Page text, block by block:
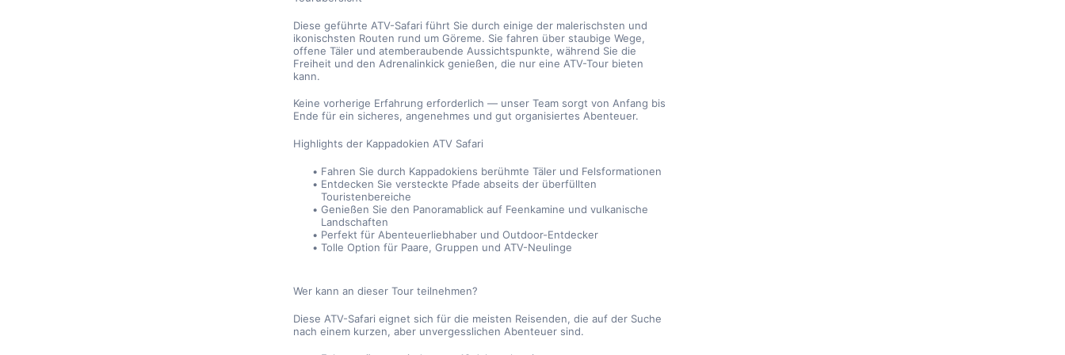
Diese geführte ATV-Safari führt Sie durch einige der malerischsten und
ikonischsten Routen rund um Göreme. Sie fahren über staubige Wege,
offene Täler und atemberaubende Aussichtspunkte, während Sie die
Freiheit und den Adrenalinkick genießen, die nur eine ATV-Tour bieten
kann.
Keine vorherige Erfahrung erforderlich — unser Team sorgt von Anfang bis
Ende für ein sicheres, angenehmes und gut organisiertes Abenteuer.
Highlights der Kappadokien ATV Safari
Fahren Sie durch Kappadokiens berühmte Täler und Felsformationen
Entdecken Sie versteckte Pfade abseits der überfüllten
Touristenbereiche
Genießen Sie den Panoramablick auf Feenkamine und vulkanische
Landschaften
Perfekt für Abenteuerliebhaber und Outdoor-Entdecker
Tolle Option für Paare, Gruppen und ATV-Neulinge
Wer kann an dieser Tour teilnehmen?
Diese ATV-Safari eignet sich für die meisten Reisenden, die auf der Suche
nach einem kurzen, aber unvergesslichen Abenteuer sind.